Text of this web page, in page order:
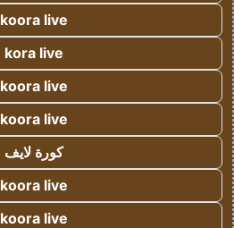
koora live
kora live
koora live
koora live
كورة لايف
koora live
koora live